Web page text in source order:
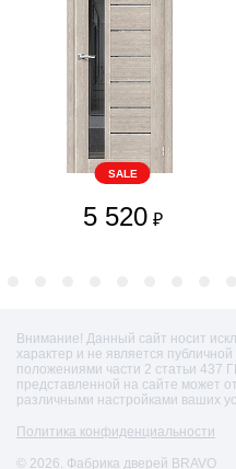
SALE
5 520 ₽
Внимание! Данный сайт носит
характер и не является
положениями части 2 статьи 437
представленной на сайте может
различными настройками ваших
Политика конфиденциальности
© 2026. Фабрика дверей BRAVO